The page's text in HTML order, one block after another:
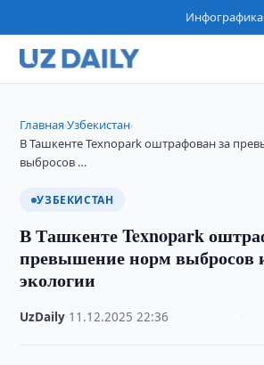
Инфографика
Главная›Узбекистан›
В Ташкенте Texnopark оштрафован за
выбросов …
УЗБЕКИСТАН
В Ташкенте Texnopark
превышение норм выбросов
экологии
UzDaily 11.12.2025 ·22:36